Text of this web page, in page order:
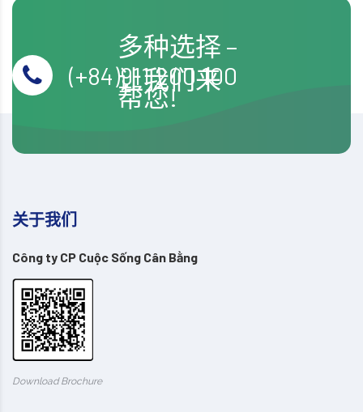
多种选择 –
让我们来
帮您!
(+84)911 200 100
关于我们
Công ty CP Cuộc Sống Cân Bằng
Download Brochure